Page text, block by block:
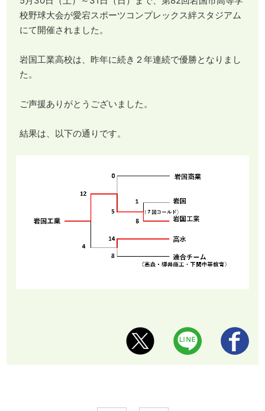
校野球大会が愛宕スポーツコンプレックス絆スタジアム
にて開催されました。
岩国工業高校は、昨年に続き２年連続で優勝となりまし
た。
ご声援ありがとうございました。
結果は、以下の通りです。